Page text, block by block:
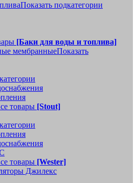
Показать подкатегории
[Баки для воды и топлива]
мембранныеПоказать
товары [Stout]
товары [Wester]
Джилекс